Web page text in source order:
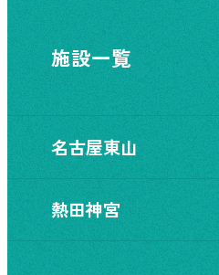
施設一覧
名古屋東山
熱田神宮